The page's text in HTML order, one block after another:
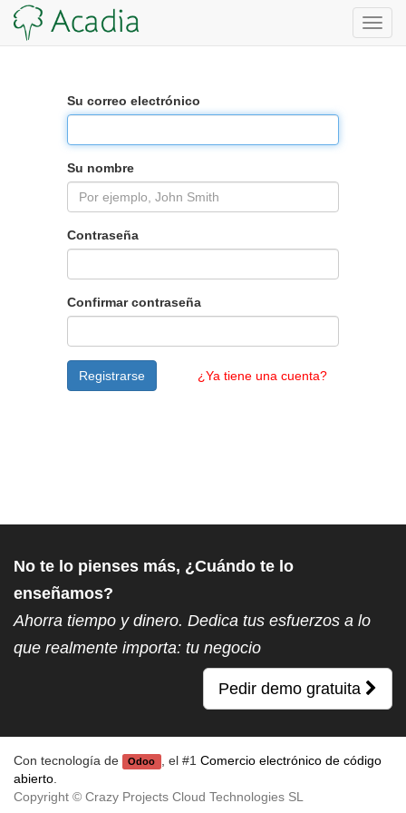
Su correo electrónico
Su nombre
Contraseña
Confirmar contraseña
¿Ya tiene una cuenta?
Registrarse
No te lo pienses más, ¿Cuándo te lo
enseñamos?
Ahorra tiempo y dinero. Dedica tus esfuerzos a lo
que realmente importa: tu negocio
Pedir demo gratuita
Con tecnología de Odoo , el #1 Comercio electrónico de código
abierto
Copyright © Crazy Projects Cloud Technologies SL